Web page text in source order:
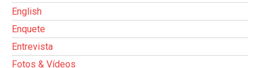
English
Enquete
Entrevista
Fotos & Vídeos